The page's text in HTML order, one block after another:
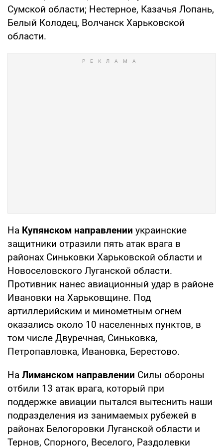
Сумской области; Нестерное, Казачья Лопань,
Белый Колодец, Волчанск Харьковской
области.
На Купянском направлении украинские
защитники отразили пять атак врага в
районах Синьковки Харьковской области и
Новоселовского Луганской области.
Противник нанес авиационный удар в районе
Ивановки на Харьковщине. Под
артиллерийским и минометным огнем
оказались около 10 населенных пунктов, в
том числе Двуречная, Синьковка,
Петропавловка, Ивановка, Берестово.
На Лиманском направлении Силы обороны
отбили 13 атак врага, который при
поддержке авиации пытался вытеснить наши
подразделения из занимаемых рубежей в
районах Белогоровки Луганской области и
Тернов, Спорного, Веселого, Раздолевки